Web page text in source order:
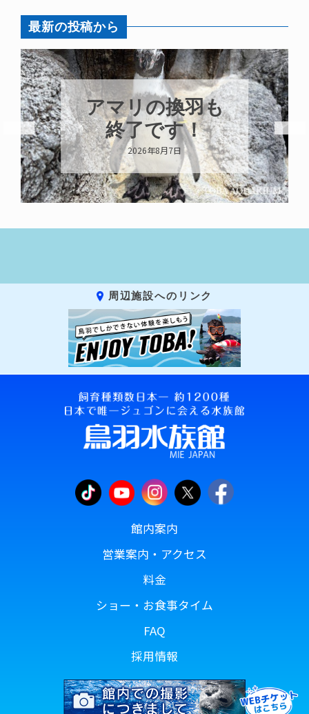
最新の投稿から
アマリの換羽も
終了です！
2026年8月7日
周辺施設へのリンク
館内案内
営業案内・アクセス
料金
ショー・お食事タイム
FAQ
採用情報